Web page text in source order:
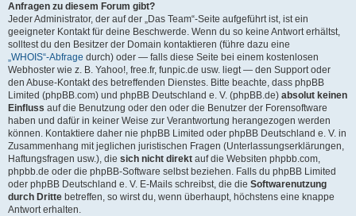
Anfragen zu diesem Forum gibt?
Jeder Administrator, der auf der „Das Team“-Seite aufgeführt ist, ist ein
geeigneter Kontakt für deine Beschwerde. Wenn du so keine Antwort erhältst,
solltest du den Besitzer der Domain kontaktieren (führe dazu eine
„WHOIS“-Abfrage durch) oder — falls diese Seite bei einem kostenlosen
Webhoster wie z. B. Yahoo!, free.fr, funpic.de usw. liegt — den Support oder
den Abuse-Kontakt des betreffenden Dienstes. Bitte beachte, dass phpBB
Limited (phpBB.com) und phpBB Deutschland e. V. (phpBB.de) absolut keinen
Einfluss auf die Benutzung oder den oder die Benutzer der Forensoftware
haben und dafür in keiner Weise zur Verantwortung herangezogen werden
können. Kontaktiere daher nie phpBB Limited oder phpBB Deutschland e. V. in
Zusammenhang mit jeglichen juristischen Fragen (Unterlassungserklärungen,
Haftungsfragen usw.), die sich nicht direkt auf die Websiten phpbb.com,
phpbb.de oder die phpBB-Software selbst beziehen. Falls du phpBB Limited
oder phpBB Deutschland e. V. E-Mails schreibst, die die Softwarenutzung
durch Dritte betreffen, so wirst du, wenn überhaupt, höchstens eine knappe
Antwort erhalten.